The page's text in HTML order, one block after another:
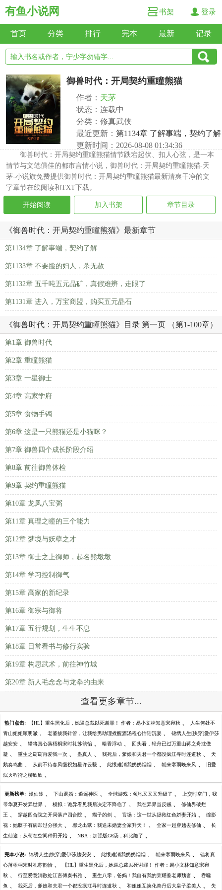
有鱼小说网 书架 登录
首页 分类 排行 完本 最新 记录
御兽时代：开局契约重瞳熊猫
作者： 天茅
状态：连载中
分类：修真武侠
最近更新： 第1134章 了解事端，契约了解
更新时间：2026-08-08 01:34:36
御兽时代：开局契约重瞳熊猫情节跌宕起伏、扣人心弦，是一本
情节与文笔俱佳的都市言情小说，御兽时代：开局契约重瞳熊猫-天
茅-小说旗免费提供御兽时代：开局契约重瞳熊猫最新清爽干净的文
字章节在线阅读和TXT下载。
开始阅读 加入书架 章节目录
《御兽时代：开局契约重瞳熊猫》最新章节
第1134章 了解事端，契约了解
第1133章 不要脸的妇人，杀无赦
第1132章 五千吨五元晶矿，真假难辨，走眼了
第1131章 进入，万宝商盟，购买五元晶石
《御兽时代：开局契约重瞳熊猫》目录 第一页 （第1-100章）
第1章 御兽时代
第2章 重瞳熊猫
第3章 一星御士
第4章 高家学府
第5章 食物手镯
第6章 这是一只熊猫还是小猫咪？
第7章 御兽四个成长阶段介绍
第8章 前往御兽体检
第9章 契约重瞳熊猫
第10章 龙凤八宝粥
第11章 真理之瞳的三个能力
第12章 梦境与妖孽之才
第13章 御士之上御师，起名熊墩墩
第14章 学习控制御气
第15章 高家的新纪录
第16章 御宗与御将
第17章 五行规划，生生不息
第18章 日常看书与修行实验
第19章 构思武术，前往神竹城
第20章 新人毛念念与龙拳的由来
查看更多章节...
热门点击: 【HL】重生黑化后，她逼总裁以死谢罪！ 作者：易小文林知意宋宛秋 、 人生何处不
青山姐姐顾明澈 、 老婆拔我针管，让我给男助理煮醒酒汤程心怡陆沉宴 、 锦绣人生[快穿]爱伊莎
越安安 、 错将真心落梧桐宋时礼苏韵怡 、 暗香浮动 、 回头看，轻舟已过万重山蒋之舟沈傲
凝 、 重生之窈窈再爱我一次 、 蛊真人 、 我死后，爹娘和夫君一个都没疯江寻时连道秋 、 天
鹅奏鸣曲 、 从前不待春风慢祝如星许云毅 、 此恨难消我奶奶烟烟 、 朝来寒雨晚来风 、 旧爱
泯灭程衍之柳欣欣 、
更新榜单: 漫仙途 、 下山退婚：逍遥神医 、 全球游戏：领地又又又升级了 、 上交时空门，我
带华夏开发异世界 、 模拟：诡异看见我后决定不降临了 、 我在异界当反贼 、 修仙界破烂
王 、 穿越四合院之开局落户四合院 、 瘸子的剑 、 官场：这一世从拯救红色娇妻开始 、 综影
视：她脑子有病却过分强大 、 邪龙出狱：我送未婚妻全家升天！ 、 全家一起穿越去修仙 、 长
生仙途：从苟在空间种田开始 、 NBA：加强版G6汤，科比跪了 、
完本小说: 锦绣人生[快穿]爱伊莎越安安 、 此恨难消我奶奶烟烟 、 朝来寒雨晚来风 、 错将真
心落梧桐宋时礼苏韵怡 、 【HL】重生黑化后，她逼总裁以死谢罪！ 作者：易小文林知意宋宛
秋 、 行至爱意消散处江言傅秦书雅 、 重生八零，爸妈！我自有我的荣耀姜老师魏杳 、 吞噬
鱼 、 我死后，爹娘和夫君一个都没疯江寻时连道秋 、 和姐姐互换化兽丹后大皇子柔美人 、 失